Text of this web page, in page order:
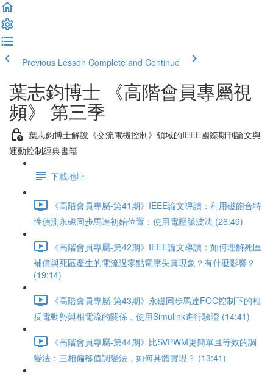
Previous Lesson Complete and Continue
葉志鈞博士 《高階會員專屬視
頻》 第三季
葉志鈞博士解說《交流電機控制》領域的IEEE國際期刊論文與
運動控制經典書籍
下載地址
《高階會員專屬-第41期》IEEE論文導讀：利用磁飽合特
性偵測永磁同步馬達初始位置：使用電壓脈波法 (26:49)
《高階會員專屬-第42期》IEEE論文導讀：如何理解死區
補償與死區產生的電流過零點電壓失真現象？有什麼影響？
(19:14)
《高階會員專屬-第43期》永磁同步馬達FOC控制下的相
反電動勢與相電流的關係，使用Simulink進行驗證 (14:41)
《高階會員專屬-第44期》比SVPWM更簡單且等效的調
變法：三相偏移值調變法，如何具體實現？ (13:41)